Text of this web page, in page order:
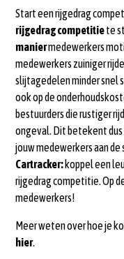
Start een rijgedrag
rijgedrag competitiete
maniermedewerkers
medewerkers zuiniger
slijtagedelen minder snel
ook op de
bestuurders die rustiger
ongeval. Dit betekent dus
jouw medewerkers aan de
Cartracker: koppel een
rijgedrag competitie. Op
medewerkers!
Meer weten over hoe je
hier.